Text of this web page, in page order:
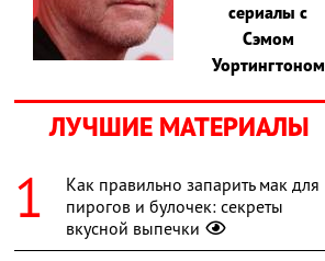
сериалы с
Сэмом
Уортингтоном
ЛУЧШИЕ МАТЕРИАЛЫ
Как правильно запарить мак для
пирогов и булочек: секреты
вкусной выпечки